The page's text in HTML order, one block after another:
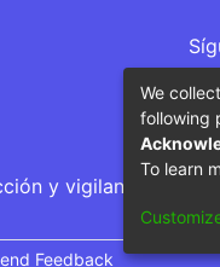
y vigilancia por
Feedback
We
following
To learn